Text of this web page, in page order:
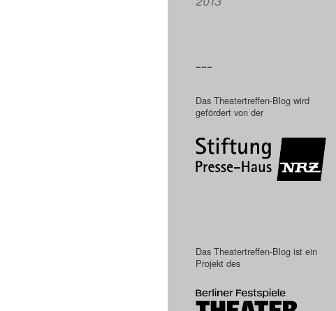
–––
Das Theatertreffen-Blog wird
gefördert von der
Das Theatertreffen-Blog ist ein
Projekt des